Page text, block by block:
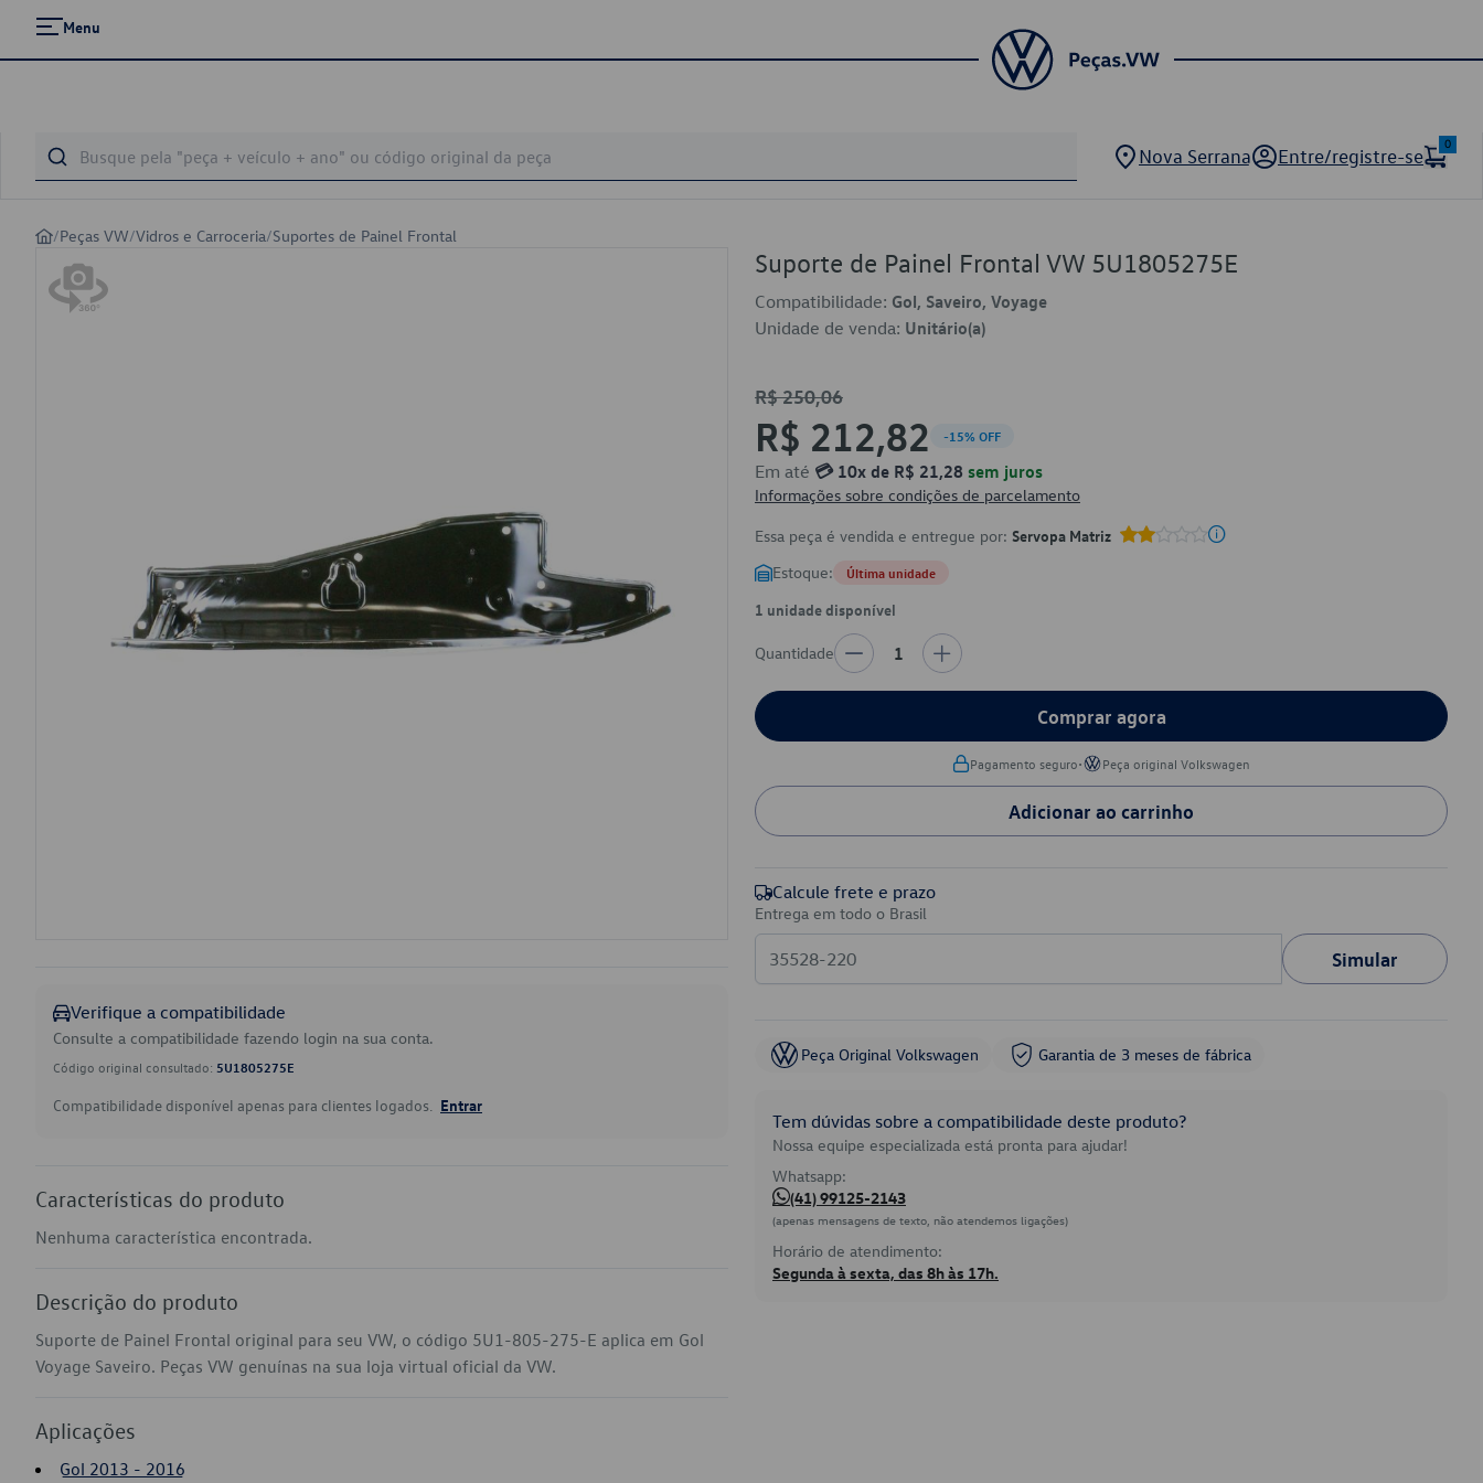
Menu
Nova Serrana Entre/registre-se
0
/Peças VW/Vidros e Carroceria/Suportes de Painel Frontal
Verifique a compatibilidade
Consulte a compatibilidade fazendo login na sua conta.
Código original consultado: 5U1805275E
Compatibilidade disponível apenas para clientes logados. Entrar
Características do produto
Nenhuma característica encontrada.
Descrição do produto
Suporte de Painel Frontal original para seu VW, o código 5U1-805-275-E aplica em Gol
Voyage Saveiro. Peças VW genuínas na sua loja virtual oficial da VW.
Aplicações
Gol 2013 - 2016
Suporte de Painel Frontal VW 5U1805275E
Compatibilidade: Gol, Saveiro, Voyage
Unidade de venda: Unitário(a)
R$ 250,06
R$ 212,82 -15% OFF
Em até 💳 10x de R$ 21,28 sem juros
Informações sobre condições de parcelamento
Essa peça é vendida e entregue por: Servopa Matriz
Estoque: Última unidade
1 unidade disponível
Quantidade 1
Comprar agora
Pagamento seguro• Peça original Volkswagen
Adicionar ao carrinho
Calcule frete e prazo
Entrega em todo o Brasil
Simular
Peça Original Volkswagen Garantia de 3 meses de fábrica
Tem dúvidas sobre a compatibilidade deste produto?
Nossa equipe especializada está pronta para ajudar!
Whatsapp:
(41) 99125-2143
(apenas mensagens de texto, não atendemos ligações)
Horário de atendimento:
Segunda à sexta, das 8h às 17h.